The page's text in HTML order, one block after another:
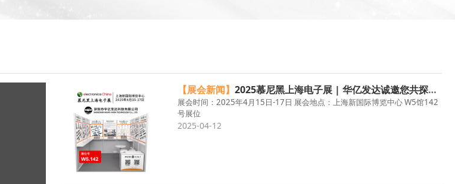
BK19
【展会新闻】 2025慕尼黑上海电子展 | 华亿发达诚邀您共探工业连接器创新
展会时间：2025年4月15日-17日 展会地点：上海新国际博览中心 W5馆142
号展位
2025-04-12